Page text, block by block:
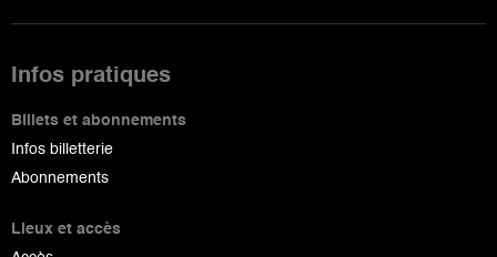
Infos pratiques
Billets et abonnements
Infos billetterie
Abonnements
Lieux et accès